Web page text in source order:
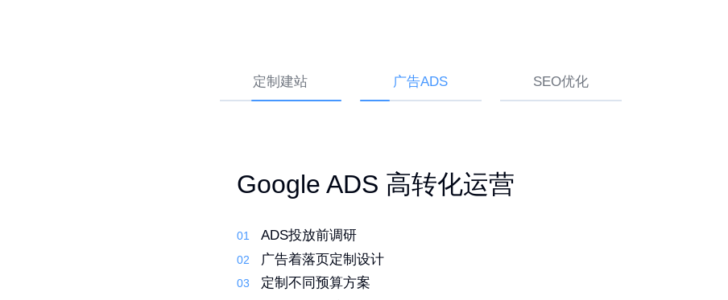
定制建站 广告ADS SEO优化
高转化外贸建站 持续获取询盘
01 先策划，再建站
02 定制建站系统，灵活易用
03
定制化设计，打造独特品牌
Google ADS 高转化运营
01 ADS投放前调研
02 广告着落页定制设计
03
定制不同预算方案
外贸网站 Google SEO 白帽排名
优化
01 行业调研了解产品
02 筛选合适的关键词排名